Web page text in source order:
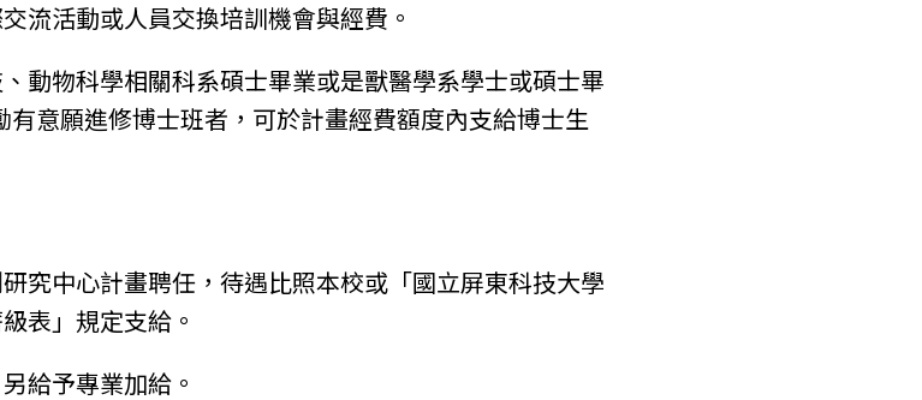
流活動或人員交換培訓機會與經費。
動物科學相關科系碩士畢業或是獸醫學系學士或碩士畢
意願進修博士班者，可於計畫經費額度內支給博士生
究中心計畫聘任，待遇比照本校或「國立屏東科技大學
表」規定支給。
給予專業加給。